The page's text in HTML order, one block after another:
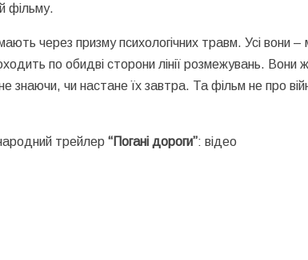
фільму.
через призму психологічних травм. Усі вони
по обидві сторони лінії розмежувань.
не знаючи, чи настане їх завтра. Та фільм не про
трейлер“Погані дороги”: відео